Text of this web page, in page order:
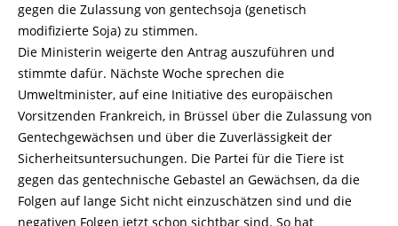
gegen die Zulassung von gentechsoja (genetisch
modifizierte Soja) zu stimmen.
Die Ministerin weigerte den Antrag auszuführen und
stimmte dafür. Nächste Woche sprechen die
Umweltminister, auf eine Initiative des europäischen
Vorsitzenden Frankreich, in Brüssel über die Zulassung von
Gentechgewächsen und über die Zuverlässigkeit der
Sicherheitsuntersuchungen. Die Partei für die Tiere ist
gegen das gentechnische Gebastel an Gewächsen, da die
Folgen auf lange Sicht nicht einzuschätzen sind und die
negativen Folgen jetzt schon sichtbar sind. So hat